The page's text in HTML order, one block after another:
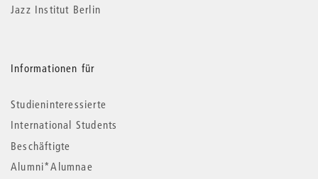
Jazz Institut Berlin
Informationen für
Studieninteressierte
International Students
Beschäftigte
Alumni*Alumnae